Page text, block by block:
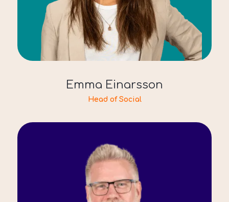
Emma Einarsson
Head of Social